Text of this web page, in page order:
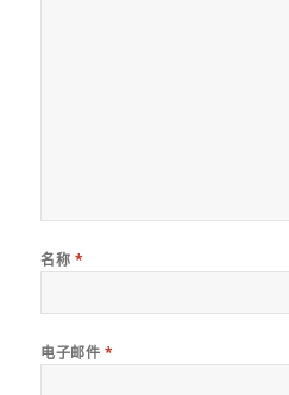
名称 *
电子邮件 *